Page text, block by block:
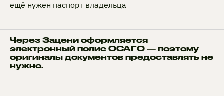
ещё нужен паспорт владельца
Через Зацени оформляется
электронный полис ОСАГО — поэтому
оригиналы документов предоставлять не
нужно.